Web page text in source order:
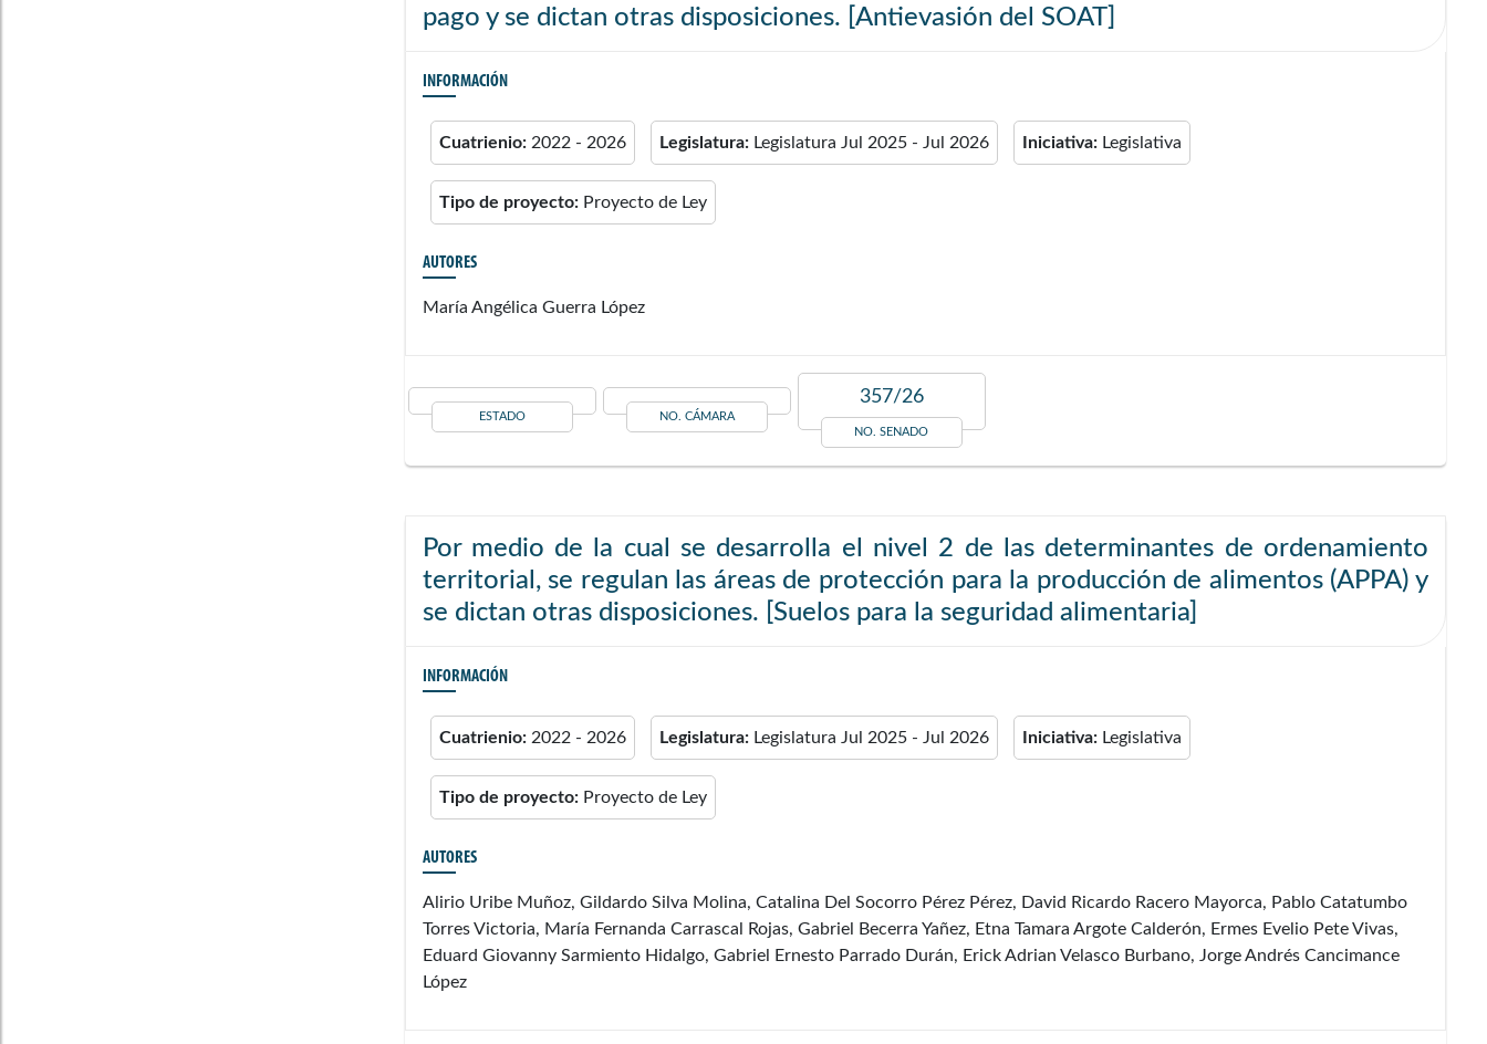
pago y se dictan otras disposiciones. [Antievasión del SOAT]
INFORMACIÓN
Cuatrienio: 2022 - 2026 Legislatura: Legislatura Jul 2025 - Jul 2026 Iniciativa: Legislativa
Tipo de proyecto: Proyecto de Ley
AUTORES
María Angélica Guerra López
ESTADO NO. CÁMARA
357/26
NO. SENADO
Por medio de la cual se desarrolla el nivel 2 de las determinantes de ordenamiento
territorial, se regulan las áreas de protección para la producción de alimentos (APPA) y
se dictan otras disposiciones. [Suelos para la seguridad alimentaria]
INFORMACIÓN
Cuatrienio: 2022 - 2026 Legislatura: Legislatura Jul 2025 - Jul 2026 Iniciativa: Legislativa
Tipo de proyecto: Proyecto de Ley
AUTORES
Alirio Uribe Muñoz, Gildardo Silva Molina, Catalina Del Socorro Pérez Pérez, David Ricardo Racero Mayorca, Pablo Catatumbo
Torres Victoria, María Fernanda Carrascal Rojas, Gabriel Becerra Yañez, Etna Tamara Argote Calderón, Ermes Evelio Pete Vivas,
Eduard Giovanny Sarmiento Hidalgo, Gabriel Ernesto Parrado Durán, Erick Adrian Velasco Burbano, Jorge Andrés Cancimance
López